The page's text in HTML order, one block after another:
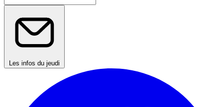
Les infos du jeudi